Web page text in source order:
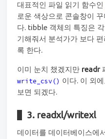
대표적인 파일 읽기 함수인
로운 색상으로 콘솔창이
다. tibble 객체의 특징은
기해줘서 분석가가 보다
록 한다.
이미 눈치 챘겠지만 readr
write_csv() 이다. 이 외
보면 되겠다.
3. readxl/writexl
데이터를 데이터베이스에